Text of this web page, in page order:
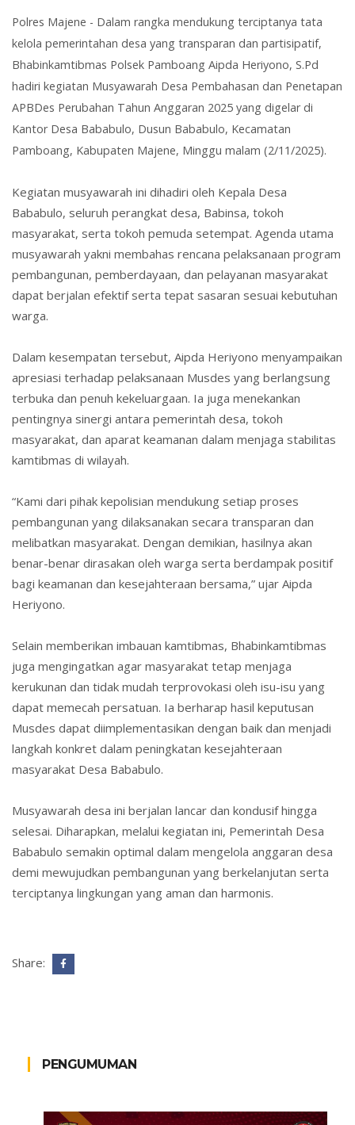
Polres Majene - Dalam rangka mendukung terciptanya tata
kelola pemerintahan desa yang transparan dan partisipatif,
Bhabinkamtibmas Polsek Pamboang Aipda Heriyono, S.Pd
hadiri kegiatan Musyawarah Desa Pembahasan dan Penetapan
APBDes Perubahan Tahun Anggaran 2025 yang digelar di
Kantor Desa Bababulo, Dusun Bababulo, Kecamatan
Pamboang, Kabupaten Majene, Minggu malam (2/11/2025).
Kegiatan musyawarah ini dihadiri oleh Kepala Desa
Bababulo, seluruh perangkat desa, Babinsa, tokoh
masyarakat, serta tokoh pemuda setempat. Agenda utama
musyawarah yakni membahas rencana pelaksanaan program
pembangunan, pemberdayaan, dan pelayanan masyarakat
dapat berjalan efektif serta tepat sasaran sesuai kebutuhan
warga.
Dalam kesempatan tersebut, Aipda Heriyono menyampaikan
apresiasi terhadap pelaksanaan Musdes yang berlangsung
terbuka dan penuh kekeluargaan. Ia juga menekankan
pentingnya sinergi antara pemerintah desa, tokoh
masyarakat, dan aparat keamanan dalam menjaga stabilitas
kamtibmas di wilayah.
“Kami dari pihak kepolisian mendukung setiap proses
pembangunan yang dilaksanakan secara transparan dan
melibatkan masyarakat. Dengan demikian, hasilnya akan
benar-benar dirasakan oleh warga serta berdampak positif
bagi keamanan dan kesejahteraan bersama,” ujar Aipda
Heriyono.
Selain memberikan imbauan kamtibmas, Bhabinkamtibmas
juga mengingatkan agar masyarakat tetap menjaga
kerukunan dan tidak mudah terprovokasi oleh isu-isu yang
dapat memecah persatuan. Ia berharap hasil keputusan
Musdes dapat diimplementasikan dengan baik dan menjadi
langkah konkret dalam peningkatan kesejahteraan
masyarakat Desa Bababulo.
Musyawarah desa ini berjalan lancar dan kondusif hingga
selesai. Diharapkan, melalui kegiatan ini, Pemerintah Desa
Bababulo semakin optimal dalam mengelola anggaran desa
demi mewujudkan pembangunan yang berkelanjutan serta
terciptanya lingkungan yang aman dan harmonis.
Share:
PENGUMUMAN